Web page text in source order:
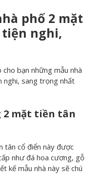
phố 2 mặt
nghi,
bạn những mẫu nhà
nghi, sang trọng nhất
2 mặt tiền tân
tân cổ điển này được
như đá hoa cương, gỗ
kế mẫu nhà này sẽ chú